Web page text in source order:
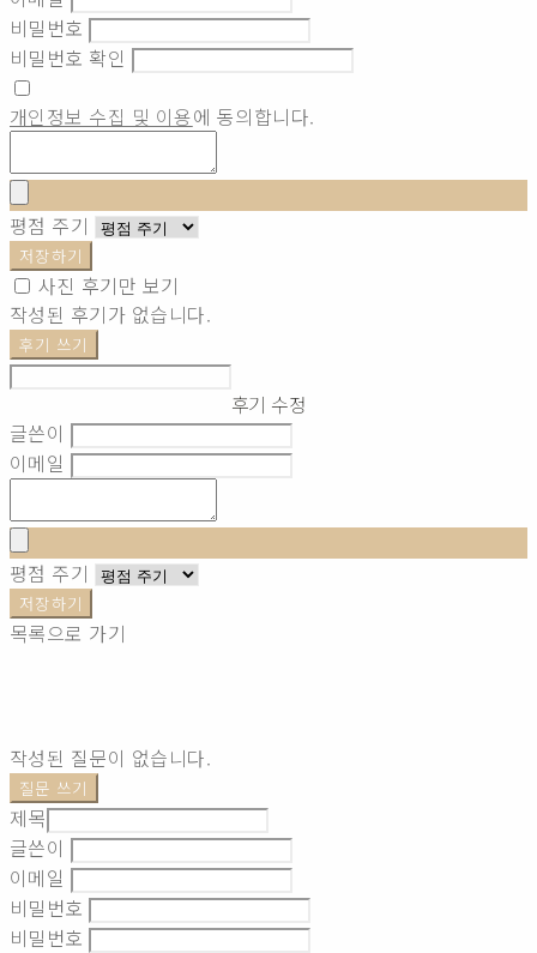
비밀번호
비밀번호 확인
개인정보 수집 및 이용에 동의합니다.
평점 주기
저장하기
사진 후기만 보기
작성된 후기가 없습니다.
후기 쓰기
후기 수정
글쓴이
이메일
평점 주기
저장하기
목록으로 가기
작성된 질문이 없습니다.
질문 쓰기
제목
글쓴이
이메일
비밀번호
비밀번호